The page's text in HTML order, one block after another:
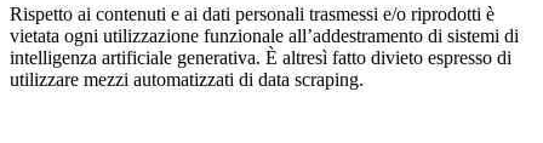
Rispetto ai contenuti e ai dati personali trasmessi e/o riprodotti è
vietata ogni utilizzazione funzionale all’addestramento di sistemi di
intelligenza artificiale generativa. È altresì fatto divieto espresso di
utilizzare mezzi automatizzati di data scraping.